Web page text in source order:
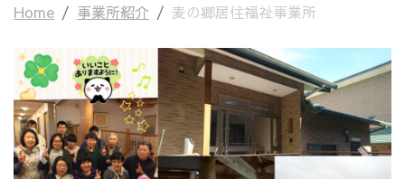
Home 事業所紹介 麦の郷居住福祉事業所
Previous